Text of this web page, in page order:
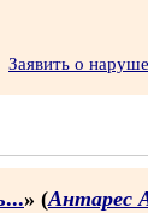
Заявить о
» (Антарес